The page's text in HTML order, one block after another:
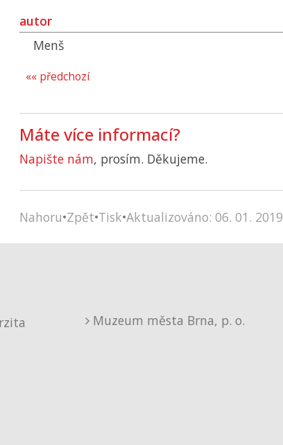
autor
Menš
«« předchozí
Máte více informací?
Napište nám, prosím. Děkujeme.
Nahoru•Zpět•Tisk•Aktualizováno: 06. 01. 2019
Muzeum města Brna, p. o.